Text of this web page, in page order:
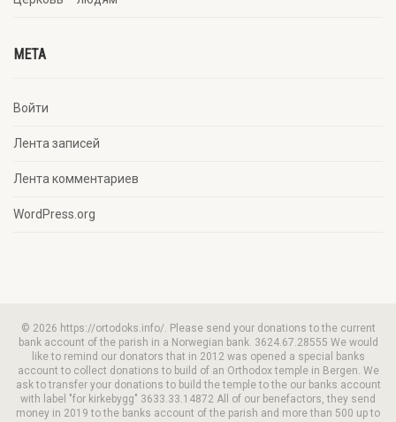
META
Войти
Лента записей
Лента комментариев
WordPress.org
© 2026 https://ortodoks.info/. Please send your donations to the current
bank account of the parish in a Norwegian bank. 3624.67.28555 We would
like to remind our donators that in 2012 was opened a special banks
account to collect donations to build of an Orthodox temple in Bergen. We
ask to transfer your donations to build the temple to the our banks account
with label "for kirkebygg" 3633.33.14872 All of our benefactors, they send
money in 2019 to the banks account of the parish and more than 500 up to